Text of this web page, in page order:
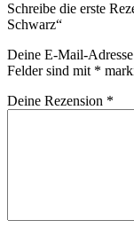
Schreibe die erste
Schwarz“
Deine E-Mail-
Felder sind mit *
Deine Rezension *